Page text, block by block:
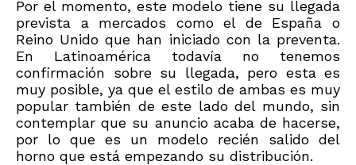
Por el momento, este modelo tiene su llegada
prevista a mercados como el de España o
Reino Unido que han iniciado con la preventa.
En Latinoamérica todavía no tenemos
confirmación sobre su llegada, pero esta es
muy posible, ya que el estilo de ambas es muy
popular también de este lado del mundo, sin
contemplar que su anuncio acaba de hacerse,
por lo que es un modelo recién salido del
horno que está empezando su distribución.